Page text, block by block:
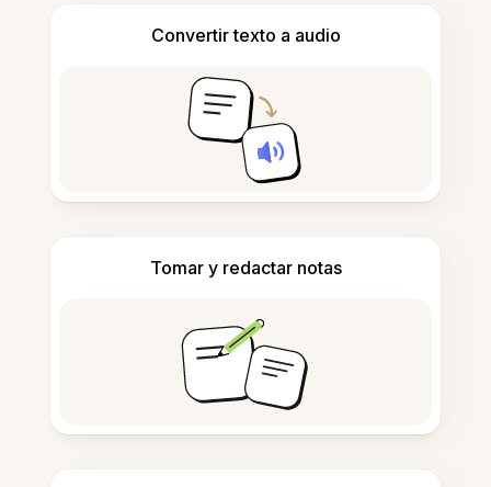
Convertir texto a audio
Tomar y redactar notas